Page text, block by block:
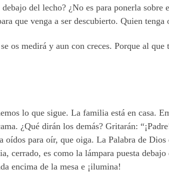
del lecho? ¿No es para ponerla sobre
que venga a ser descubierto. Quien
os medirá y aun con creces. Porque al que
lo que sigue. La familia está en casa.
¿Qué dirán los demás? Gritarán:
para oír, que oiga. La Palabra de Dios
cerrado, es como la lámpara puesta debajo
encima de la mesa e ¡ilumina!